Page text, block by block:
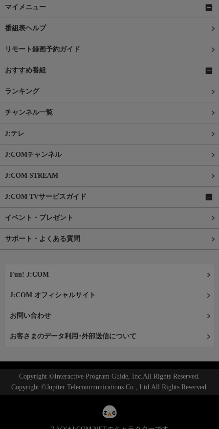
マイメニュー
番組表ヘルプ
リモート録画予約ガイド
おすすめ番組
ランキング
チャンネル一覧
J:テレ
J:COMチャンネル
J:COM STREAM
J:COM TVサービスガイド
イベント・プレゼント
サポート・よくある質問
Fun! J:COM
J:COM オフィシャルサイト
お問い合わせ
お客さまのデータ利用･外部送信について
Copyright ©Interactive Program Guide, Inc.All Rights Reserved.
Copyright ©Jupiter Telecommunications Co., Ltd.All Rights Reserved.